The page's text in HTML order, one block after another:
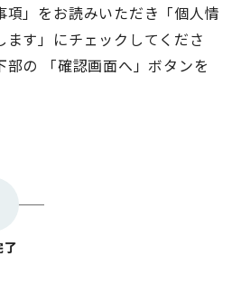
項」をお読みいただき「個人情
す」にチェックしてくださ
部の 「確認画面へ」ボタンを
了